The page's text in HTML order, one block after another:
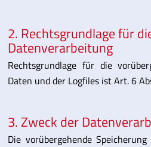
2. Rechtsgrundlage für
Datenverarbeitung
Rechtsgrundlage für die
Daten und der Logfiles ist Art. 6
3. Zweck der
Die vorübergehende